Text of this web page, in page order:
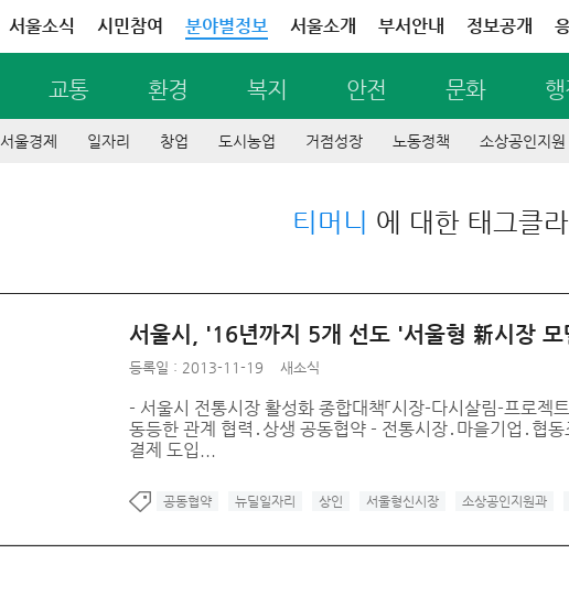
서울소식 시민참여 분야별정보 서울소개 부서안내 정보공개
교통 환경 복지 안전 문화 행
서울경제 일자리 창업 도시농업 거점성장 노동정책 소상공인지원
티머니 에 대한 태그클
서울시, '16년까지 5개 선도 '서울형 新시장 모
등록일 : 2013-11-19 새소식
- 서울시 전통시장 활성화 종합대책「시장-다시살림-프로젝
동등한 관계 협력․상생 공동협약 - 전통시장․마을기업․협
결제 도입...
공동협약 뉴딜일자리 상인 서울형신시장 소상공인지원과